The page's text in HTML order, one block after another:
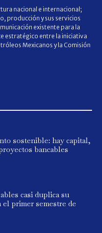
nacional e internacional;
producción y sus servicios
existente para la
estratégico entre la iniciativa
Mexicanos y la Comisión
sostenible: hay capital,
bancables
casi duplica su
el primer semestre de